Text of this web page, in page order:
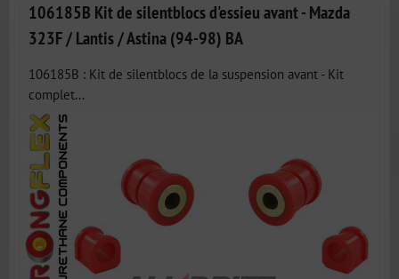
106185B Kit de silentblocs d'essieu avant - Mazda
323F / Lantis / Astina (94-98) BA
106185B : Kit de silentblocs de la suspension avant - Kit
complet...